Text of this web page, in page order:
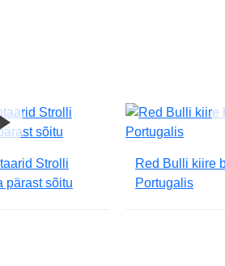
Strolli
pärast sõitu
Red Bulli kiire
Portugalis